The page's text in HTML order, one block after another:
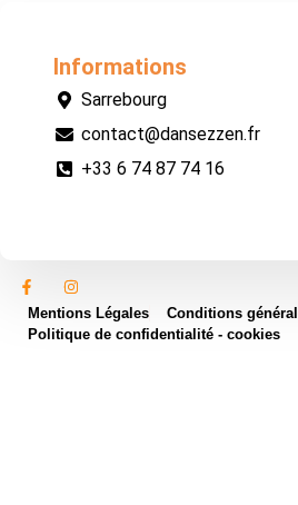
Informations
Sarrebourg
contact@dansezzen.fr
+33 6 74 87 74 16
Mentions Légales
Conditions
Politique de confidentialité - cookies